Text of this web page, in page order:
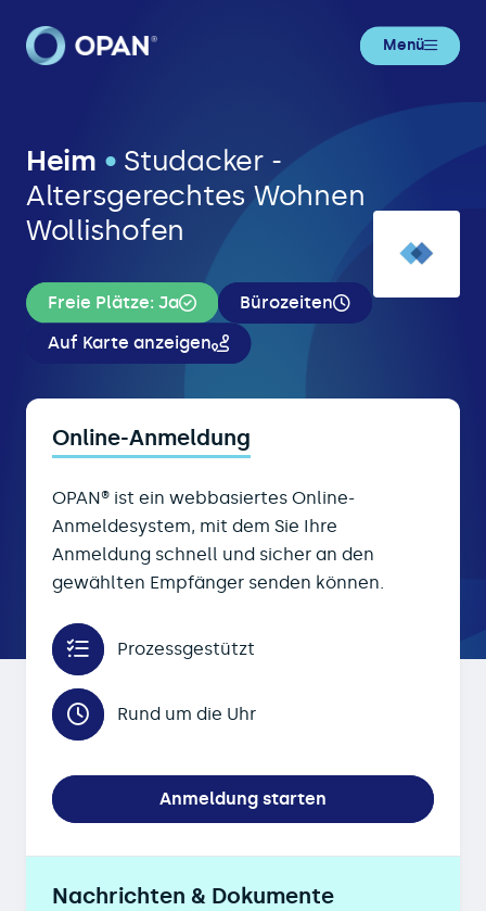
Menü
Heim • Studacker -
Altersgerechtes Wohnen
Wollishofen
Freie Plätze: Ja
Bürozeiten
Auf Karte anzeigen
Online-Anmeldung
OPAN® ist ein webbasiertes Online-
Anmeldesystem, mit dem Sie Ihre
Anmeldung schnell und sicher an den
gewählten Empfänger senden können.
Prozessgestützt
Rund um die Uhr
Anmeldung starten
Nachrichten & Dokumente